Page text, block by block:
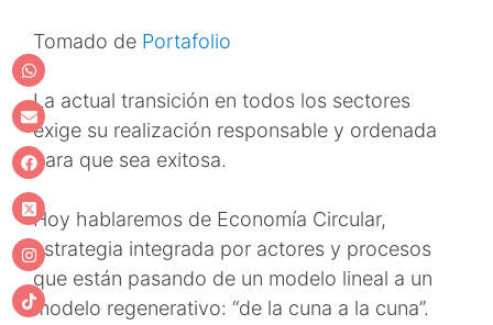
Tomado de Portafolio
La actual transición en todos los sectores
exige su realización responsable y ordenada
para que sea exitosa.
Hoy hablaremos de Economía Circular,
estrategia integrada por actores y procesos
que están pasando de un modelo lineal a un
modelo regenerativo: “de la cuna a la cuna”.